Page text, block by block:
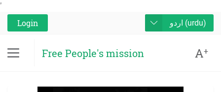
'
Login
اردو (urdu)
Free People's mission A+